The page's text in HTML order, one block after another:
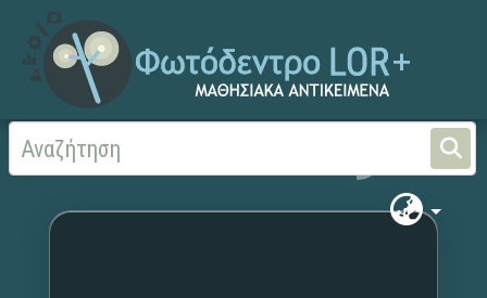
Αρχική Χωρίς τίτλο